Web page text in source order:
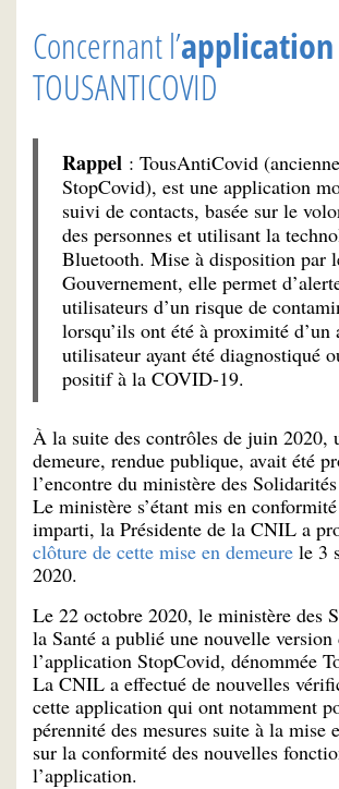
Concernant l’
TOUSANTICOVID
Rappel : TousAntiCovid
StopCovid), est une application
suivi de contacts, basée sur le
des personnes et utilisant la
Bluetooth. Mise à disposition par
Gouvernement, elle permet
utilisateurs d’un risque de
lorsqu’ils ont été à proximité d’un
utilisateur ayant été diagnostiqué
positif à la COVID-19.
À la suite des contrôles de juin 2020,
demeure, rendue publique, avait été
l’encontre du ministère des
Le ministère s’étant mis en
imparti, la Présidente de la CNIL a
clôture de cette mise en demeure le 3
2020.
Le 22 octobre 2020, le ministère des
la Santé a publié une nouvelle version
l’application StopCovid, dénommée
La CNIL a effectué de nouvelles
cette application qui ont notamment
pérennité des mesures suite à la mise
sur la conformité des nouvelles
l’application.